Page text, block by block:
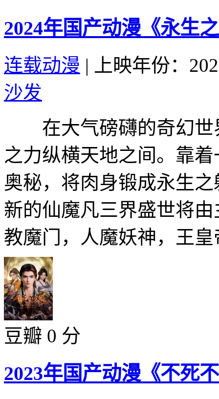
2024年国产动漫《永生
连载动漫 |
上映年份：
沙发
在大气磅礴的奇幻世
之力纵横天地之间。靠
奥秘，将肉身锻成永生
新的仙魔凡三界盛世将
教魔门，人魔妖神，王
豆瓣 0 分
2023年国产动漫《不死